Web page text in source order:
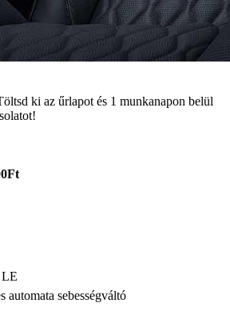
ki az űrlapot és 1 munkanapon belül
LE
automata sebességváltó